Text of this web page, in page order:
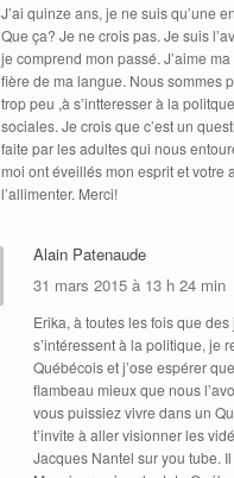
J’ai quinze ans, je ne suis qu’une
Que ça? Je ne crois pas. Je suis
je comprend mon passé. J’aime
fière de ma langue. Nous sommes
trop peu ,à s’intteresser à la
sociales. Je crois que c’est un
faite par les adultes qui nous
moi ont éveillés mon esprit et votre
l’allimenter. Merci!
Alain Patenaude
31 mars 2015 à 13 h 24 min
Erika, à toutes les fois que
s’intéressent à la politique, je
Québécois et j’ose espérer
flambeau mieux que nous
vous puissiez vivre dans un
t’invite à aller visionner les
Jacques Nantel sur you tube.